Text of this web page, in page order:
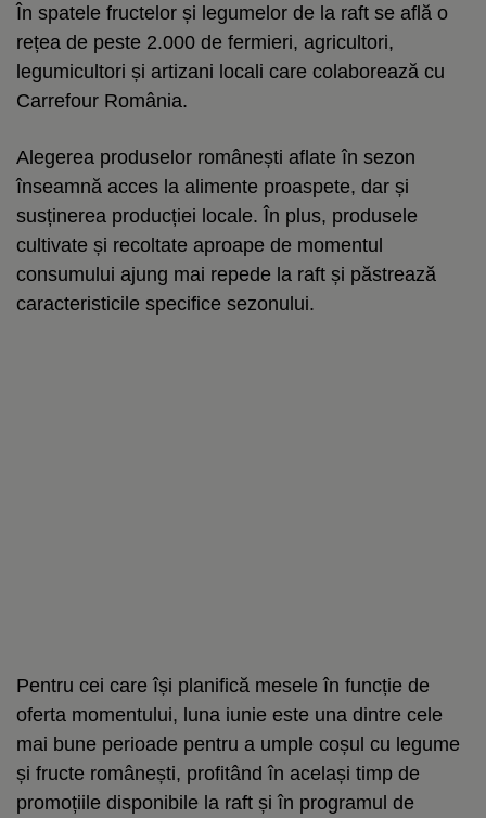
În spatele fructelor și legumelor de la raft se află o
rețea de peste 2.000 de fermieri, agricultori,
legumicultori și artizani locali care colaborează cu
Carrefour România.
Alegerea produselor românești aflate în sezon
înseamnă acces la alimente proaspete, dar și
susținerea producției locale. În plus, produsele
cultivate și recoltate aproape de momentul
consumului ajung mai repede la raft și păstrează
caracteristicile specifice sezonului.
Pentru cei care își planifică mesele în funcție de
oferta momentului, luna iunie este una dintre cele
mai bune perioade pentru a umple coșul cu legume
și fructe românești, profitând în același timp de
promoțiile disponibile la raft și în programul de